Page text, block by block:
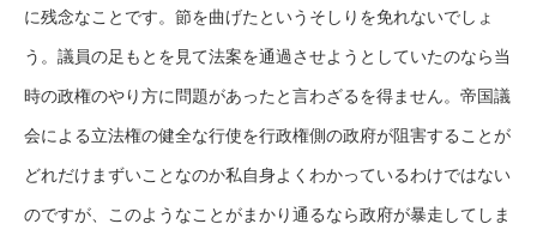
に残念なことです。節を曲げたというそしりを免れないでしょ
う。議員の足もとを見て法案を通過させようとしていたのなら当
時の政権のやり方に問題があったと言わざるを得ません。帝国議
会による立法権の健全な行使を行政権側の政府が阻害することが
どれだけまずいことなのか私自身よくわかっているわけではない
のですが、このようなことがまかり通るなら政府が暴走してしま